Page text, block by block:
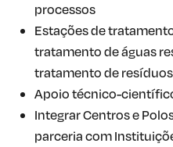
processos
Estações de
tratamento de águas
tratamento de
Apoio técnico-
Integrar Centros e
parceria com